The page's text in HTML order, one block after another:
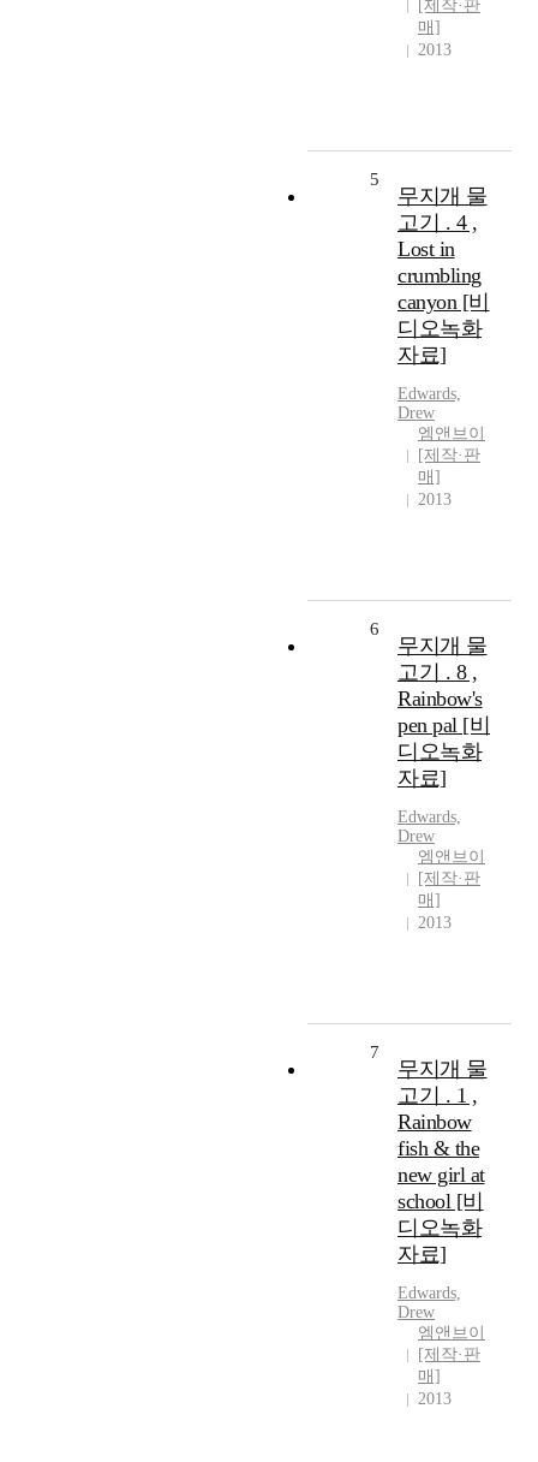
[제작·판
매]
2013
5
무지개 물
고기 . 4 ,
Lost in
crumbling
canyon [비
디오녹화
자료]
Edwards,
Drew
엠앤브이
[제작·판
매]
2013
6
무지개 물
고기 . 8 ,
Rainbow's
pen pal [비
디오녹화
자료]
Edwards,
Drew
엠앤브이
[제작·판
매]
2013
7
무지개 물
고기 . 1 ,
Rainbow
fish & the
new girl at
school [비
디오녹화
자료]
Edwards,
Drew
엠앤브이
[제작·판
매]
2013